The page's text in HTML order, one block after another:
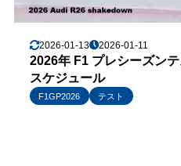
2026-01-13 2026-01-11
2026年 F1 プレシーズン
スケジュール
F1GP2026
テスト